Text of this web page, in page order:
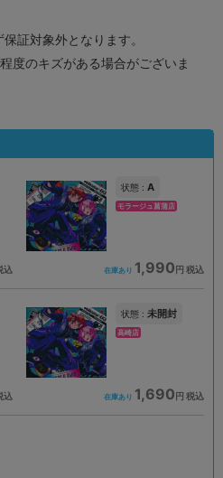
証対象外となります。
度のキズがある場合がございま
込
状態 : A
モラージュ菖蒲店
在庫あり 1,990円 税込
込
状態 : 未開封
高崎店
在庫あり 1,690 円 税込